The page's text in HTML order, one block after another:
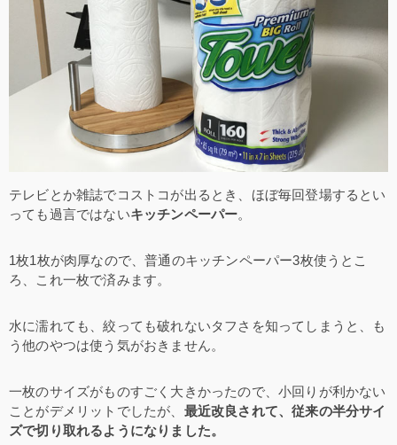
テレビとか雑誌でコストコが出るとき、ほぼ毎回登場するとい
っても過言ではないキッチンペーパー。
1枚1枚が肉厚なので、普通のキッチンペーパー3枚使うとこ
ろ、これ一枚で済みます。
水に濡れても、絞っても破れないタフさを知ってしまうと、も
う他のやつは使う気がおきません。
一枚のサイズがものすごく大きかったので、小回りが利かない
ことがデメリットでしたが、 最近改良されて、従来の半分サイ
ズで切り取れるようになりました。